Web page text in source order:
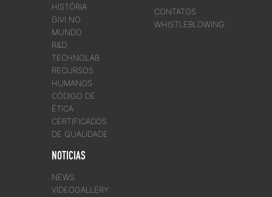
HISTÓRIA
GIVI NO
MUNDO
R&D
TECHNOLAB
RECURSOS
HUMANOS
CÓDIGO DE
ÉTICA
CERTIFICADOS
DE QUALIDADE
NOTICIAS
NEWS
VIDEOGALLERY
CONTATOS
WHISTLEBLOWING